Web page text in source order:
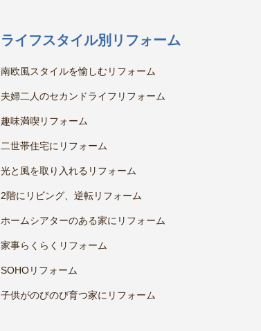
ライフスタイル別リフォーム
南欧風スタイルを愉しむリフォーム
夫婦二人のセカンドライフリフォーム
趣味満喫リフォーム
二世帯住宅にリフォーム
光と風を取り入れるリフォーム
2階にリビング、逆転リフォーム
ホームシアターのある家にリフォーム
家事らくらくリフォーム
SOHOリフォーム
子供がのびのび育つ家にリフォーム